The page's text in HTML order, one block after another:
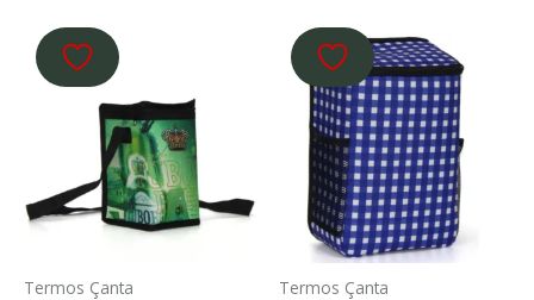
Termos Çanta Termos Çanta